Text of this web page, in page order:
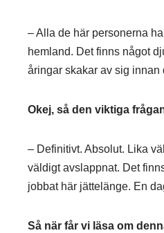
– Alla de här personerna
hemland. Det finns något
åringar skakar av sig innan
Okej, så den viktiga
– Definitivt. Absolut. Lika
väldigt avslappnat. Det
jobbat här jättelänge. En
Så när får vi läsa om